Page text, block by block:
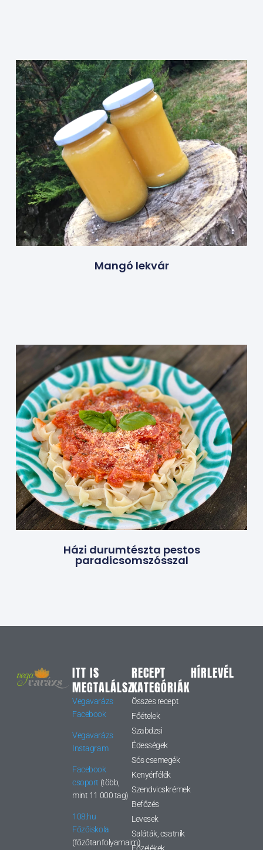
Mangó lekvár
Házi durumtészta pestos
paradicsomszósszal
ITT IS
MEGTALÁLSZ
Vegavarázs
Facebook
Vegavarázs
Instagram
Facebook
csoport (több,
mint 11 000 tag)
108.hu
Főzőiskola
(főzőtanfolyamaim)
RECEPT
KATEGÓRIÁK
Összes recept
Főételek
Szabdzsi
Édességek
Sós csemegék
Kenyérfélék
Szendvicskrémek
Befőzés
Levesek
Saláták, csatnik
HÍRLEVÉL